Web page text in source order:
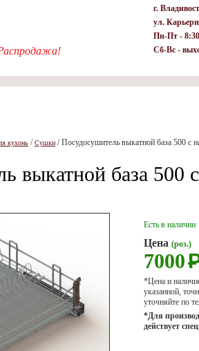
г.
ул.
Пн-Пт -
Сб-Вс -
кухонь /Сушки /Посудосушитель выкатной база 500 с
выкатной база 500
Есть в наличии
Цена (роз.)
7000
*Цена и
указанной,
уточняйте по
*Для
действует